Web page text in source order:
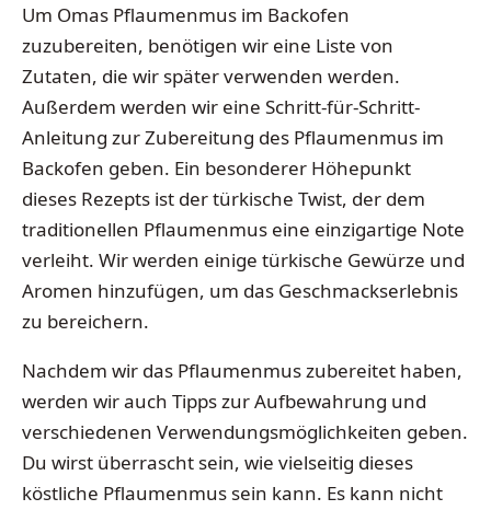
Um Omas Pflaumenmus im Backofen
zuzubereiten, benötigen wir eine Liste von
Zutaten, die wir später verwenden werden.
Außerdem werden wir eine Schritt-für-Schritt-
Anleitung zur Zubereitung des Pflaumenmus im
Backofen geben. Ein besonderer Höhepunkt
dieses Rezepts ist der türkische Twist, der dem
traditionellen Pflaumenmus eine einzigartige Note
verleiht. Wir werden einige türkische Gewürze und
Aromen hinzufügen, um das Geschmackserlebnis
zu bereichern.
Nachdem wir das Pflaumenmus zubereitet haben,
werden wir auch Tipps zur Aufbewahrung und
verschiedenen Verwendungsmöglichkeiten geben.
Du wirst überrascht sein, wie vielseitig dieses
köstliche Pflaumenmus sein kann. Es kann nicht